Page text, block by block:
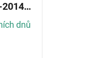
dnů